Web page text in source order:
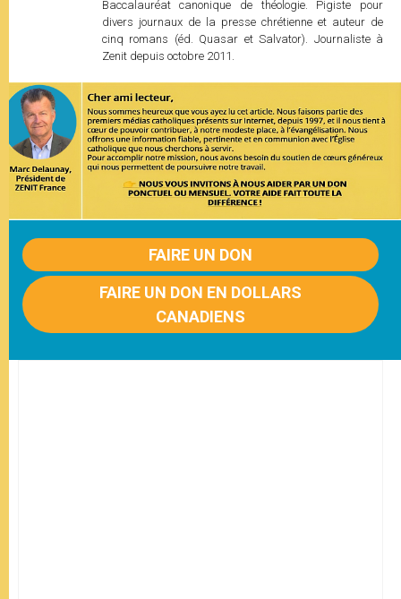
Baccalauréat canonique de théologie. Pigiste pour
divers journaux de la presse chrétienne et auteur de
cinq romans (éd. Quasar et Salvator). Journaliste à
Zenit depuis octobre 2011.
FAIRE UN DON
FAIRE UN DON EN DOLLARS
CANADIENS